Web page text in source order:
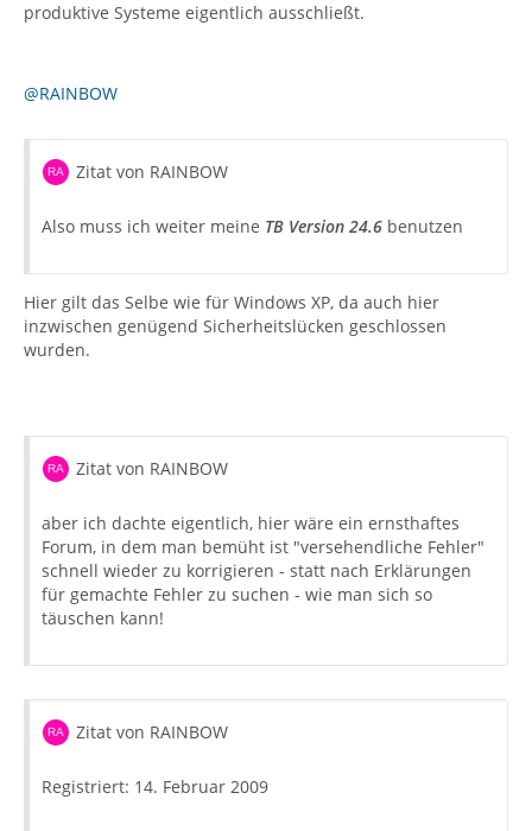
produktive Systeme eigentlich ausschließt.
@RAINBOW
Zitat von RAINBOW
Also muss ich weiter meine TB Version 24.6 benutzen
Hier gilt das Selbe wie für Windows XP, da auch hier
inzwischen genügend Sicherheitslücken geschlossen
wurden.
Zitat von RAINBOW
aber ich dachte eigentlich, hier wäre ein ernsthaftes
Forum, in dem man bemüht ist "versehendliche Fehler"
schnell wieder zu korrigieren - statt nach Erklärungen
für gemachte Fehler zu suchen - wie man sich so
täuschen kann!
Zitat von RAINBOW
Registriert: 14. Februar 2009